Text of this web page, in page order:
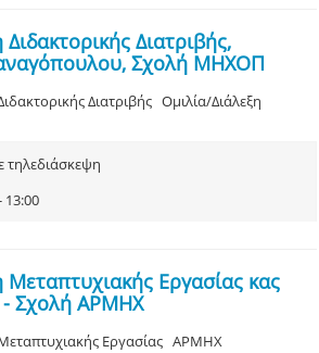
Διατριβής,
Σχολή ΜΗΧΟΠ
Διατριβής Ομιλία/Διάλεξη
τηλεδιάσκεψη
13:00
Εργασίας κας
- Σχολή ΑΡΜΗΧ
Εργασίας ΑΡΜΗΧ